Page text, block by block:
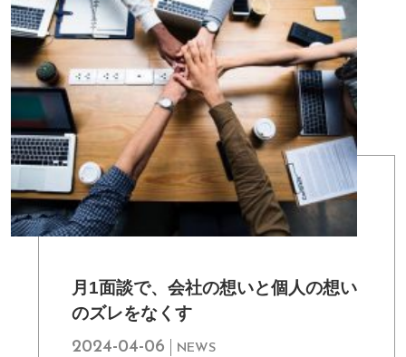
月1面談で、会社の想いと個人の想い
のズレをなくす
2024-04-06 NEWS